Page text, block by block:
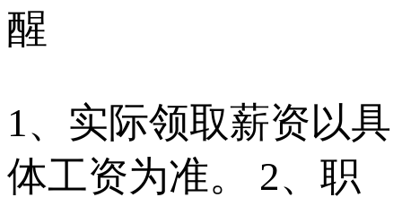
醒
1、实际领取薪资以具
体工资为准。 2、职